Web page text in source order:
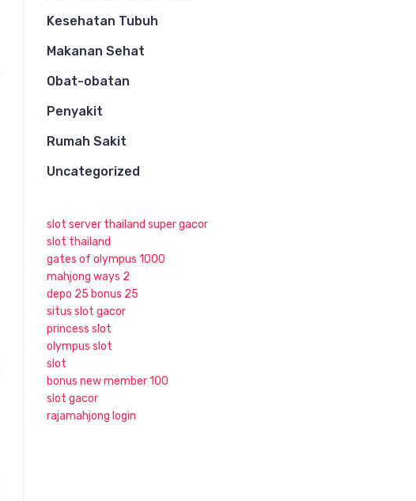
Kesehatan Tubuh
Makanan Sehat
Obat-obatan
Penyakit
Rumah Sakit
Uncategorized
slot server thailand super gacor
slot thailand
gates of olympus 1000
mahjong ways 2
depo 25 bonus 25
situs slot gacor
princess slot
olympus slot
slot
bonus new member 100
slot gacor
rajamahjong login